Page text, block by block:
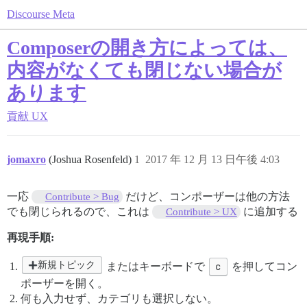
Discourse Meta
Composerの開き方によっては、
内容がなくても閉じない場合が
あります
貢献 UX
jomaxro (Joshua Rosenfeld) 2017 年 12 月 13 日午後 4:03
1
一応 Contribute > Bug
だけど、コンポーザーは他の方法
でも閉じられるので、これは
Contribute > UX に追加する
再現手順:
新規トピック またはキーボードで c
を押してコン
ポーザーを開く。
何も入力せず、カテゴリも選択しない。